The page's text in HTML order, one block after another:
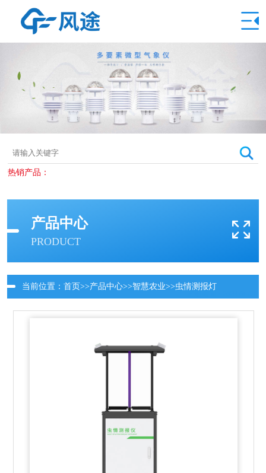
热销产品：
产品中心
PRODUCT
当前位置： 首页>>产品中心>>智慧农业>>虫情测报灯